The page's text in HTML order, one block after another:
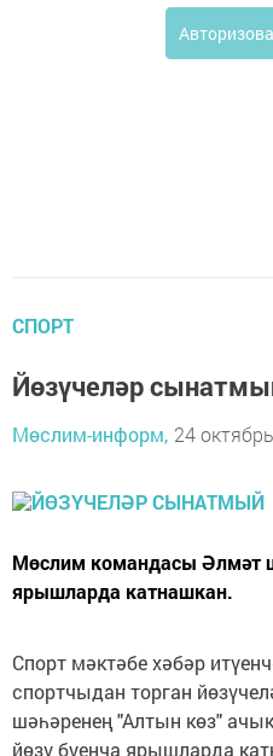
СПОРТ
Йөзүчеләр
Мөслим-информ, 24
Мөслим командасы Әлмәт
ярышларда катнашкан.
Спорт мәктәбе хәбәр
спортчыдан торган
шәһәренең "Алтын көз"
йөзү буенча ярышларда